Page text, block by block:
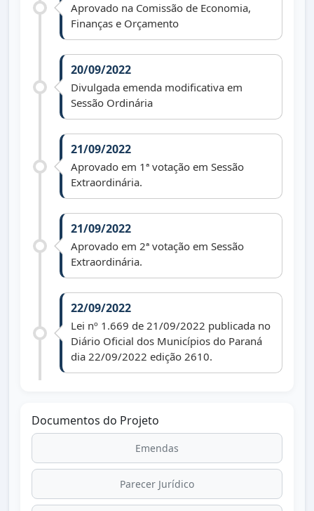
Aprovado na Comissão de Economia,
Finanças e Orçamento
20/09/2022
Divulgada emenda modificativa em
Sessão Ordinária
21/09/2022
Aprovado em 1ª votação em Sessão
Extraordinária.
21/09/2022
Aprovado em 2ª votação em Sessão
Extraordinária.
22/09/2022
Lei nº 1.669 de 21/09/2022 publicada no
Diário Oficial dos Municípios do Paraná
dia 22/09/2022 edição 2610.
Documentos do Projeto
Emendas
Parecer Jurídico